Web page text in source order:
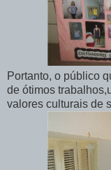
Portanto, o público
de ótimos
valores culturais de